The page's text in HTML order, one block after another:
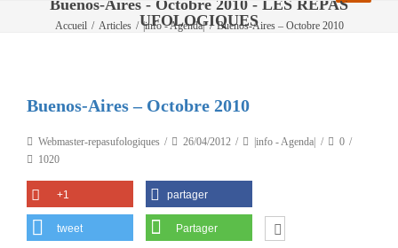
Buenos-Aires - Octobre 2010 - LES REPAS
UFOLOGIQUES
Accueil / Articles / |info - Agenda| / Buenos-Aires – Octobre 2010
Buenos-Aires – Octobre 2010
Webmaster-repasufologiques 26/04/2012 |info - Agenda|
0
1020
+1 partager
tweet Partager